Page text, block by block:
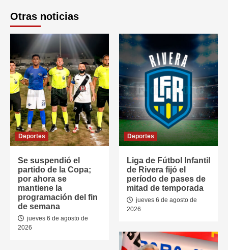
Otras noticias
Deportes
Se suspendió el
partido de la Copa;
por ahora se
mantiene la
programación del fin
de semana
jueves 6 de agosto de
2026
Deportes
Liga de Fútbol Infantil
de Rivera fijó el
período de pases de
mitad de temporada
jueves 6 de agosto de
2026